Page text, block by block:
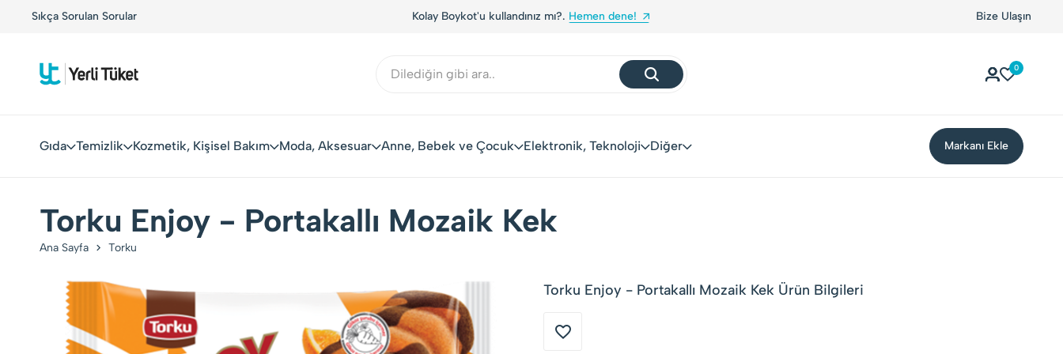
Sıkça Sorulan SorularYerli Tüketiciler, Yerli Markalarla Buluşuyor! Kolay Boykot'u kullandınız mı?. Hemen dene! Bize Ulaşın
0
Gıda Temizlik Kozmetik, Kişisel Bakım Moda, Aksesuar Anne, Bebek ve Çocuk Elektronik, Teknoloji Diğer Markanı Ekle
Torku Enjoy - Portakallı Mozaik Kek
Ana Sayfa Torku
Torku Enjoy - Portakallı Mozaik Kek Ürün Bilgileri